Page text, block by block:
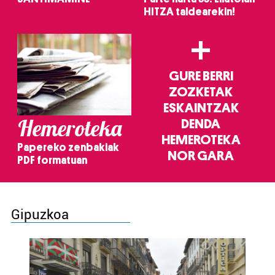
HITZA taldearekin!
Hemeroteka
Papereko zenbakiak
PDF formatuan
+
GURE BERRI
ZOZKETAK
ESKAINTZAK
DENDA
HEMEROTEKA
NOR GARA
Gipuzkoa